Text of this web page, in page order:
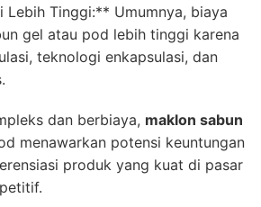
Lebih Tinggi:** Umumnya, biaya
gel atau pod lebih tinggi karena
teknologi enkapsulasi, dan
dan berbiaya, maklon sabun
menawarkan potensi keuntungan
produk yang kuat di pasar